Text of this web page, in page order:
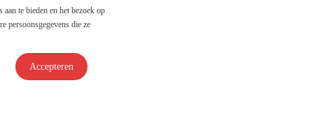
Crypto koopgids
te bieden en het bezoek op
persoonsgegevens die ze
Accepteren